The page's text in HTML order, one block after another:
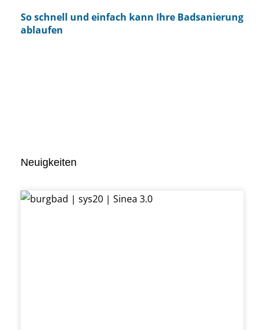
So schnell und einfach kann Ihre Badsanierung
ablaufen
Neuigkeiten